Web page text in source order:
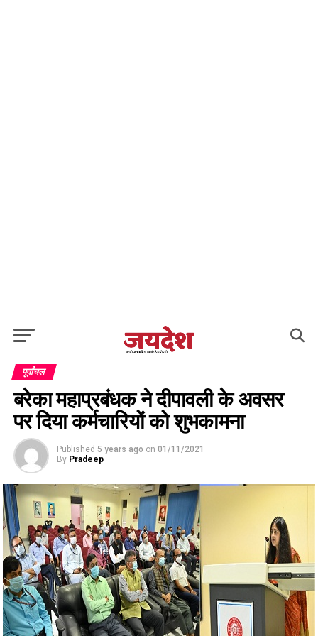
पूर्वांचल
बरेका महाप्रबंधक ने दीपावली के अवसर
पर दिया कर्मचारियों को शुभकामना
Published 5 years ago on 01/11/2021
By Pradeep